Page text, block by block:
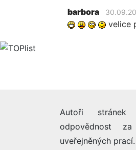
barbora
velice
Autoři stránek
odpovědnost
uveřejněných prací.